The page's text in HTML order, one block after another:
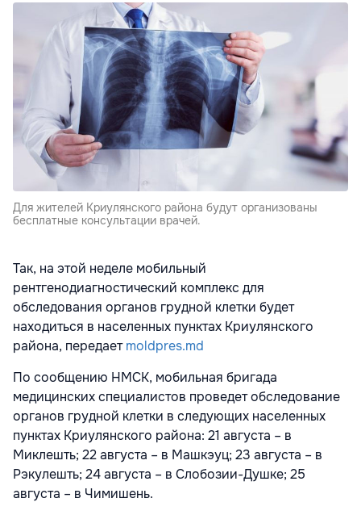
Для жителей Криулянского района будут организованы
бесплатные консультации врачей.
Так, на этой неделе мобильный
рентгенодиагностический комплекс для
обследования органов грудной клетки будет
находиться в населенных пунктах Криулянского
района, передаетmoldpres.md
По сообщению НМСК, мобильная бригада
медицинских специалистов проведет обследование
органов грудной клетки в следующих населенных
пунктах Криулянского района: 21 августа – в
Миклешть; 22 августа – в Машкэуц; 23 августа – в
Рэкулешть; 24 августа – в Слобозии-Душке; 25
августа – в Чимишень.